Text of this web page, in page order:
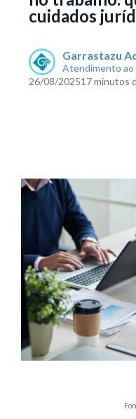
cuidados
Garrastazu
Atendimento
26/08/202517 minutos